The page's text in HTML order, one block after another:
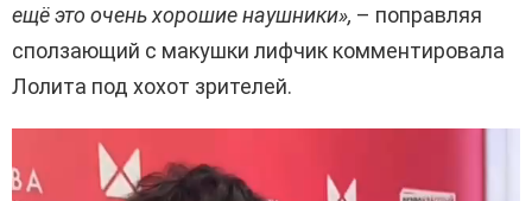
ещё это очень хорошие наушники», – поправляя
сползающий с макушки лифчик комментировала
Лолита под хохот зрителей.
и